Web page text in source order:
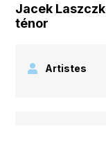
Jacek
ténor
Artistes